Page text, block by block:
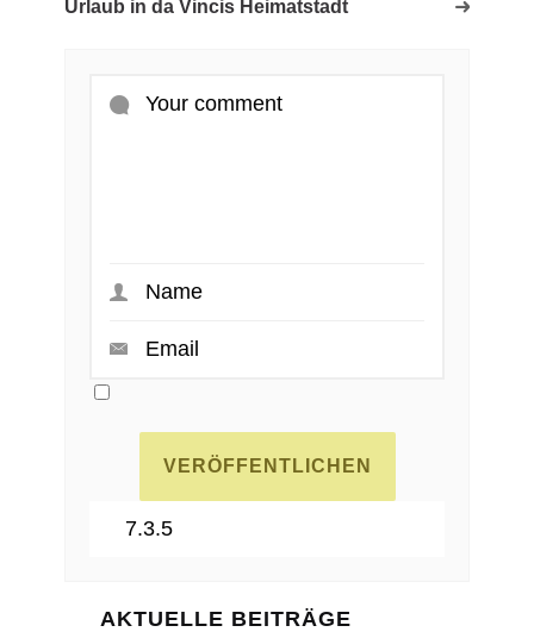
Urlaub in da Vincis Heimatstadt
AKTUELLE BEITRÄGE